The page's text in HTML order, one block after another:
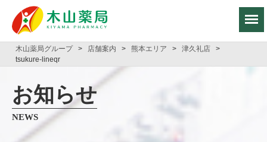
木山薬局グループ > 店舗案内 > 熊本エリア > 津久礼店
>
tsukure-lineqr
お知らせ
NEWS